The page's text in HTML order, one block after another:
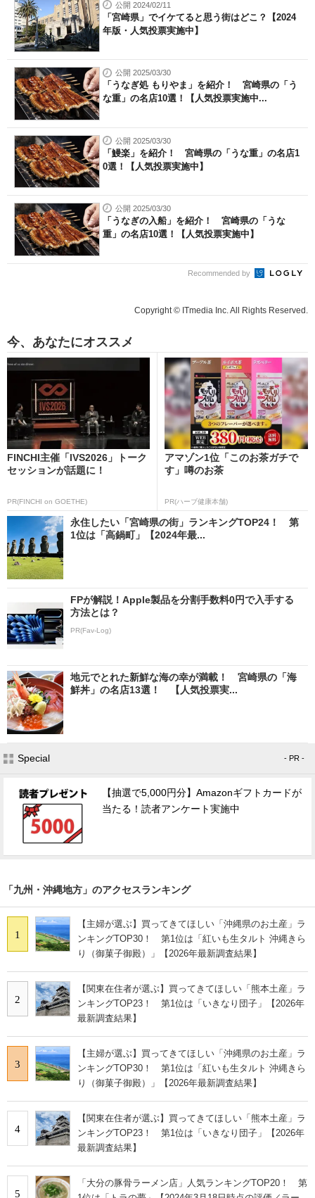
公開 2024/02/11
「宮崎県」でイケてると思う街はどこ？【2024
年版・人気投票実施中】
公開 2025/03/30
「うなぎ処 もりやま」を紹介！ 宮崎県の「う
な重」の名店10選！【人気投票実施中...
公開 2025/03/30
「鰻楽」を紹介！ 宮崎県の「うな重」の名店1
0選！【人気投票実施中】
公開 2025/03/30
「うなぎの入船」を紹介！ 宮崎県の「うな
重」の名店10選！【人気投票実施中】
Recommended by
Copyright © ITmedia Inc. All Rights Reserved.
今、あなたにオススメ
FINCHI主催「IVS2026」トーク
セッションが話題に！
PR(FINCHI on GOETHE)
アマゾン1位「このお茶ガチで
す」噂のお茶
PR(ハーブ健康本舗)
永住したい「宮崎県の街」ランキングTOP24！ 第
1位は「高鍋町」【2024年最...
FPが解説！Apple製品を分割手数料0円で入手する
方法とは？
PR(Fav-Log)
地元でとれた新鮮な海の幸が満載！ 宮崎県の「海
鮮丼」の名店13選！ 【人気投票実...
Special - PR -
【抽選で5,000円分】Amazonギフトカードが
当たる！読者アンケート実施中
「九州・沖縄地方」のアクセスランキング
1
【主婦が選ぶ】買ってきてほしい「沖縄県のお土産」ラ
ンキングTOP30！ 第1位は「紅いも生タルト 沖縄きら
り（御菓子御殿）」【2026年最新調査結果】
2
【関東在住者が選ぶ】買ってきてほしい「熊本土産」ラ
ンキングTOP23！ 第1位は「いきなり団子」【2026年
最新調査結果】
3
【主婦が選ぶ】買ってきてほしい「沖縄県のお土産」ラ
ンキングTOP30！ 第1位は「紅いも生タルト 沖縄きら
り（御菓子御殿）」【2026年最新調査結果】
4
【関東在住者が選ぶ】買ってきてほしい「熊本土産」ラ
ンキングTOP23！ 第1位は「いきなり団子」【2026年
最新調査結果】
5
「大分の豚骨ラーメン店」人気ランキングTOP20！ 第